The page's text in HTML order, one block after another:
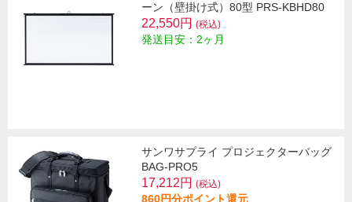
ーン（壁掛け式）80型 PRS-KBHD80
22,550円 (税込)
発送目安：2ヶ月
サンワサプライ プロジェクターバッグ
BAG-PRO5
17,212円 (税込)
860円分ポイント還元